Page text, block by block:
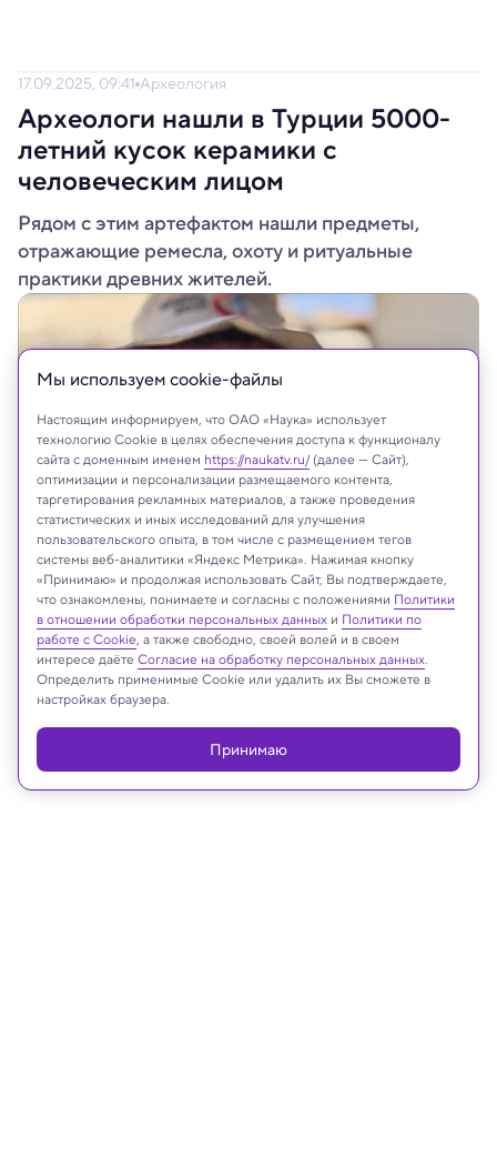
17.09.2025, 09:41 Археология
Археологи нашли в Турции 5000-
летний кусок керамики с
человеческим лицом
Рядом с этим артефактом нашли предметы,
отражающие ремесла, охоту и ритуальные
практики древних жителей.
Abdullah Dogan/AA
Реклама
Мы используем сookie-файлы
Принимаю
Настоящим информируем, что ОАО «Наука» использует
технологию Cookie в целях обеспечения доступа к функционалу
сайта с доменным именем https://naukatv.ru/(далее — Сайт),
оптимизации и персонализации размещаемого контента,
таргетирования рекламных материалов, а также проведения
статистических и иных исследований для улучшения
пользовательского опыта, в том числе с размещением тегов
системы веб-аналитики «Яндекс Метрика». Нажимая кнопку
«Принимаю» и продолжая использовать Сайт, Вы подтверждаете,
что ознакомлены, понимаете и согласны с положениями Политики
в отношении обработки персональных данных и Политики по
работе с Cookie, а также свободно, своей волей и в своем
интересе даёте Согласие на обработку персональных данных.
Определить применимые Cookie или удалить их Вы сможете в
настройках браузера.